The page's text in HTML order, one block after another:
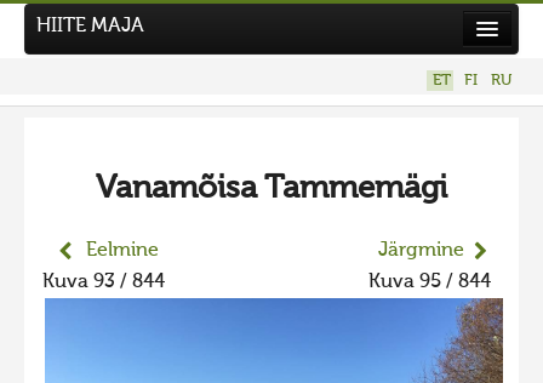
Uudised
Tegutse
HIITE MAJA
ET FI RU
Vanamõisa Tammemägi
Eelmine
Kuva 93 / 844
Järgmine
Kuva 95 / 844